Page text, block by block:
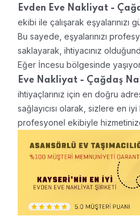
Evden Eve Nakliyat -
ekibi ile çalışarak eşyalarınızı
Bu sayede, eşyalarınızı
saklayarak, ihtiyacınız
Eğer İncesu bölgesinde
Eve Nakliyat - Çağdaş
ihtiyaçlarınız için en doğru
sağlayıcısı olarak, sizlere en
profesyonel ekibiyle